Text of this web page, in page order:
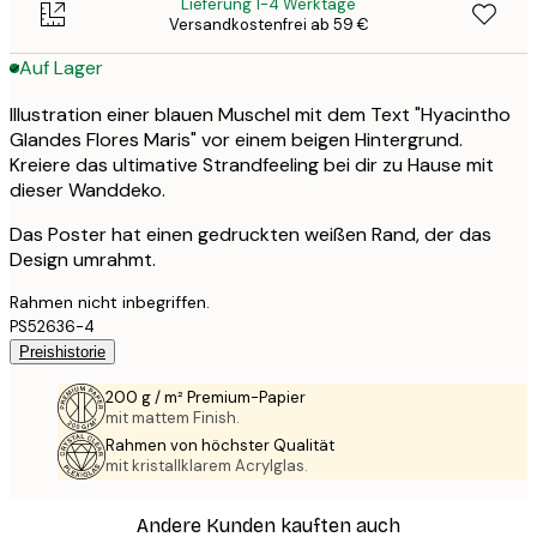
Versandkostenfrei ab 59 €
Auf Lager
Illustration einer blauen Muschel mit dem Text "Hyacintho
Glandes Flores Maris" vor einem beigen Hintergrund.
Kreiere das ultimative Strandfeeling bei dir zu Hause mit
dieser Wanddeko.
Das Poster hat einen gedruckten weißen Rand, der das
Design umrahmt.
Rahmen nicht inbegriffen.
PS52636-4
Preishistorie
200 g / m² Premium-Papier
mit mattem Finish.
Rahmen von höchster Qualität
mit kristallklarem Acrylglas.
Andere Kunden kauften auch